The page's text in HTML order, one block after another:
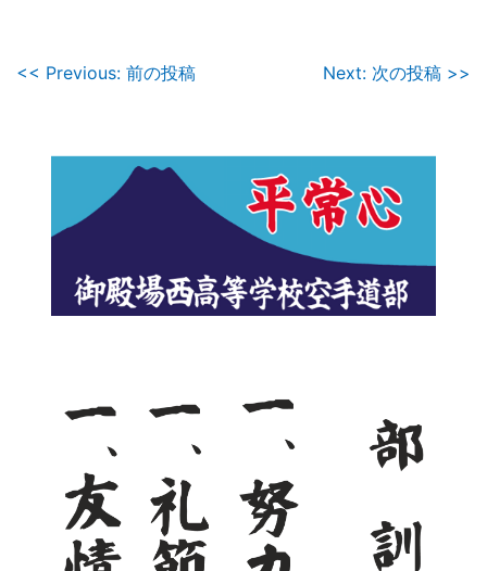
投
<< Previous: 前の投稿 Next: 次の投稿 >>